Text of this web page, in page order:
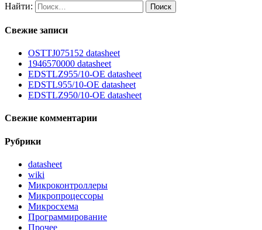
Найти:
Свежие записи
OSTTJ075152 datasheet
1946570000 datasheet
EDSTLZ955/10-OE datasheet
EDSTL955/10-OE datasheet
EDSTLZ950/10-OE datasheet
Свежие комментарии
Рубрики
datasheet
wiki
Микроконтроллеры
Микропроцессоры
Микросхема
Программирование
Прочее